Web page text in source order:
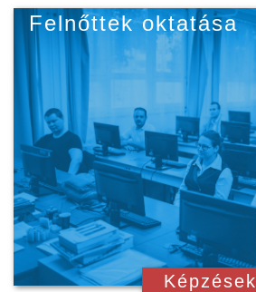
Felnőttek oktatása
Képzések